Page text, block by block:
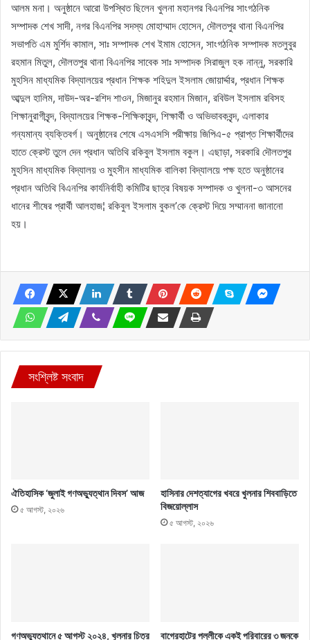
আলম মনা। অনুষ্ঠানে আরো উপস্থিত ছিলেন খুলনা মহানগর বিএনপির সাংগঠনিক
সম্পাদক শেখ সাদী, নগর বিএনপির সদস্য মোহাম্মাদ হোসেন, দৌলতপুর থানা বিএনপির
সভাপতি এম মুর্শিদ কামাল, সাঃ সম্পাদক শেখ ইমাম হোসেন, সাংগঠনিক সম্পাদক মতলুবুর
রহমান মিতুল, দৌলতপুর থানা বিএনপির সাবেক সাঃ সম্পাদক সিরাজুল হক নান্নু, সরকারি
মুহসিন মাধ্যমিক বিদ্যালয়ের প্রধান শিক্ষক শহিদুল ইসলাম জোয়ার্দ্দার, প্রধান শিক্ষক
আব্দুল হালিম, দাউদ-অর-রশিদ শাওন, মিজানুর রহমান মিজান, রবিউল ইসলাম রবিসহ
শিক্ষানুরাগীবৃন্দ, বিদ্যালয়ের শিক্ষক-শিক্ষিকাবৃন্দ, শিক্ষার্থী ও অভিভাবকবৃন্দ, এলাকার
গন্যমান্য ব্যক্তিবর্গ। অনুষ্ঠানের শেষে এসএসসি পরীক্ষায় জিপিএ-৫ প্রাপ্ত শিক্ষার্থীদের
হাতে ক্রেস্ট তুলে দেন প্রধান অতিথি রকিবুল ইসলাম বকুল। এছাড়া, সরকারি দৌলতপুর
মুহসিন মাধ্যমিক বিদ্যালয় ও মুহসীন মাধ্যমিক বালিকা বিদ্যালয়ে পক্ষ হতে অনুষ্ঠানের
প্রধান অতিথি বিএনপির কার্যনির্বাহী কমিটির ছাত্র বিষয়ক সম্পাদক ও খুলনা-৩ আসনের
ধানের শীষের প্রার্থী আলহাজ¦ রকিবুল ইসলাম বুকল’কে ক্রেস্ট দিয়ে সম্মাননা জানানো
হয়।
সংশ্লিষ্ট সংবাদ
ঐতিহাসিক ‘জুলাই গণঅভ্যুত্থান দিবস’ আজ
৫ আগস্ট, ২০২৬
হাসিনার দেশত্যাগের খবরে খুলনার শিববাড়িতে
বিজয়োল্লাস
৫ আগস্ট, ২০২৬
গণঅভ্যুত্থানে ৫ আগস্ট ২০২৪, খুলনার চিত্র বাগেরহাটের পল্লীকে একই পরিবারের ৩ জনকে